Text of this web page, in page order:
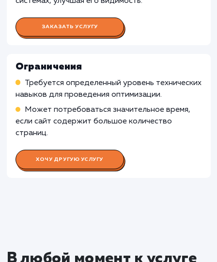
менее подходящей для сложных веб-
приложений, где производительность
не только от верстки, но и от серверной
включающий в себя оптимизацию и
клиентской частей.
Узнать почему
Раскладываем
Увеличивает скорость загрузки сайта, что